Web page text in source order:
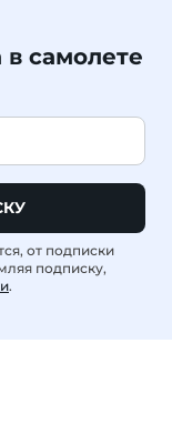
самолете
от подписки
подписку,
.